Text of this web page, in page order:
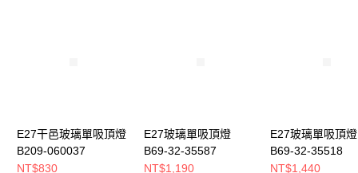
E27干邑玻璃單吸頂燈
B209-060037
NT$830
E27玻璃單吸頂燈
B69-32-35587
NT$1,190
E27玻璃單吸頂燈
B69-32-35518
NT$1,440